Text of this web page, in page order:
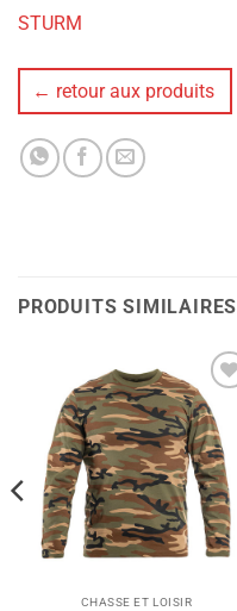
STURM
← retour aux produits
PRODUITS SIMILAIRES
Ajouter
à la liste
de
souhaits
CHASSE ET LOISIR